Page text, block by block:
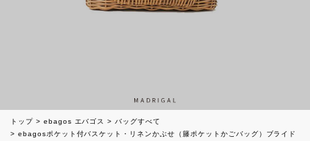
トップ ebagos エバゴス
バッグすべて
ebagosポケット付バスケット・リネンかぶせ（籐ポケットかごバッグ）ブライド